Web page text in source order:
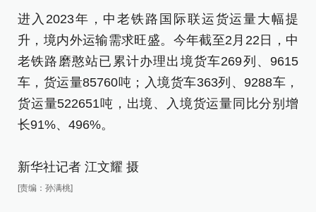
进入2023年，中老铁路国际联运货运量大幅提
升，境内外运输需求旺盛。今年截至2月22日，中
老铁路磨憨站已累计办理出境货车269列、9615
车，货运量85760吨；入境货车363列、9288车，
货运量522651吨，出境、入境货运量同比分别增
长91%、496%。
新华社记者 江文耀 摄
[责编：孙满桃]